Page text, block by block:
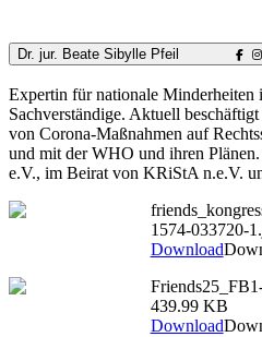
Dr. jur. Beate Sibylle Pfeil
Expertin für nationale Minderheiten
Sachverständige. Aktuell
von Corona-Maßnahmen auf
und mit der WHO und ihren
e.V., im Beirat von KRiStA n.e.V.
1574-033720-
Download
439.99 KB
Download